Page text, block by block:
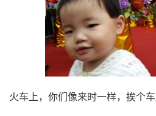
火车上，你们像来时一样，挨个